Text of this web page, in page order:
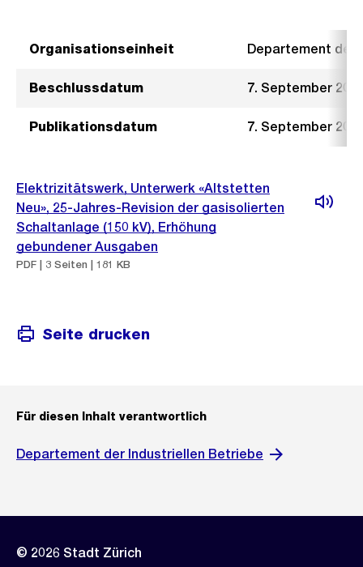
Organisationseinheit Departement der
Beschlussdatum 7. September
Publikationsdatum 7. September
Elektrizitätswerk, Unterwerk «Altstetten
Neu», 25-Jahres-Revision der gasisolierten
Schaltanlage (150 kV), Erhöhung
gebundener Ausgaben
PDF | 3 Seiten | 181 KB
Seite drucken
Für diesen Inhalt verantwortlich
Departement der Industriellen Betriebe
© 2026 Stadt Zürich